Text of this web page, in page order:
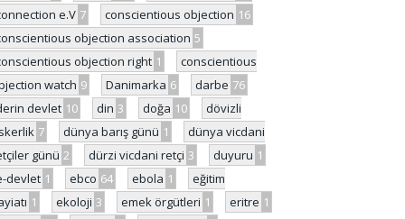
e.V 7 conscientious objection 16
objection association 5
objection right 1
conscientious
watch 9 Danimarka 6 darbe 76
devlet 10 din 3 doğa 10
dövizli
7 dünya barış günü 1
dünya vicdani
günü 2 dürzi vicdani retçi 3 duyuru 1
devlet 1 ebco 64 ebola 1
eğitim
1 ekoloji 3 emek örgütleri 1 eritre 1